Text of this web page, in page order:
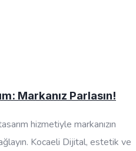
Markanız Parlasın!
hizmetiyle markanızın
Kocaeli Dijital, estetik ve